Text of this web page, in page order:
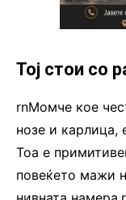
Тој стои со
rnМомче кое
нозе и карлица,
Тоа е
повеќето мажи